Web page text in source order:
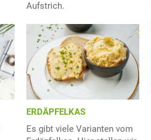
Aufstrich.
ERDÄPFELKAS
Es gibt viele Varianten vom